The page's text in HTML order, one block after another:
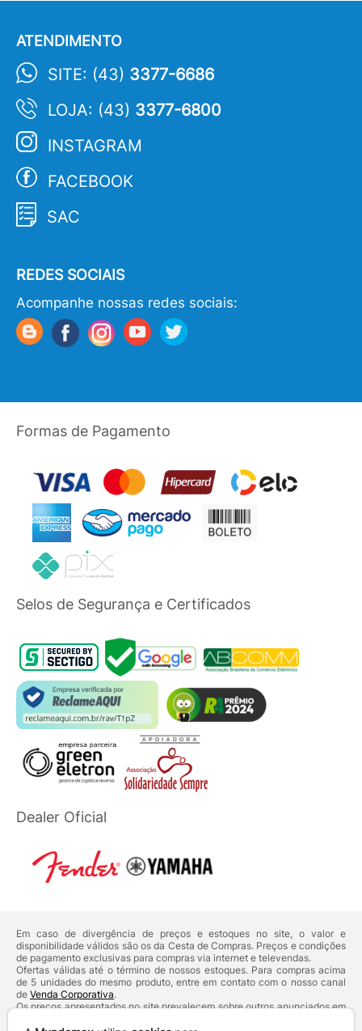
ATENDIMENTO
SITE: (43) 3377-6686
LOJA: (43) 3377-6800
INSTAGRAM
FACEBOOK
SAC
REDES SOCIAIS
Acompanhe nossas redes sociais:
Formas de Pagamento
Selos de Segurança e Certificados
Dealer Oficial
Em caso de divergência de preços e estoques no site, o valor e
disponibilidade válidos são os da Cesta de Compras. Preços e condições
de pagamento exclusivas para compras via internet e televendas.
Ofertas válidas até o término de nossos estoques. Para compras acima
de 5 unidades do mesmo produto, entre em contato com o nosso canal
de Venda Corporativa.
Os preços apresentados no site prevalecem sobre outros anunciados em